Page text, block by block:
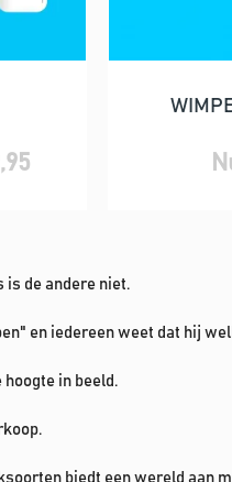
In
is de andere niet.
en iedereen weet dat hij
in beeld.
biedt een wereld aan